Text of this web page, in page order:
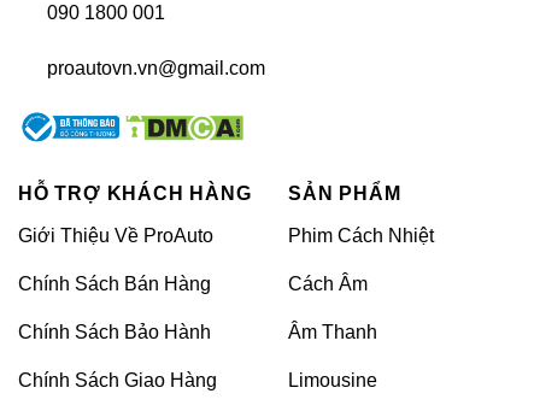
ô tô không?
Mặc dù có thiết kế đơn giản, nhưng bàn xếp
Multifunctional Rear Table 1.0 vẫn đảm bảo tính chất
đa chức năng. Người dùng có thể dễ dàng gập bàn
xuống khi không sử dụng để tiết kiệm không gian và
Với bàn xếp Multifunctional Rear Table 1.0, người
thuận tiện, đáng tin cậy và tiện lợi từ xa. Bạn có thể
090 1800 001
proautovn.vn@gmail.com
HỖ TRỢ KHÁCH HÀNG
Giới Thiệu Về ProAuto
Chính Sách Bán Hàng
Chính Sách Bảo Hành
Chính Sách Giao Hàng
SẢN PHẨM
Phim Cách Nhiệt
Cách Âm
Âm Thanh
Limousine